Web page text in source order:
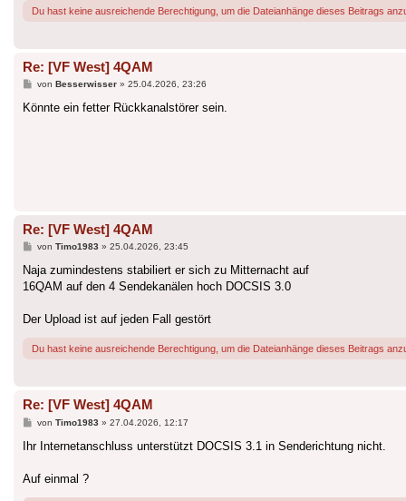
Du hast keine ausreichende Berechtigung, um die Dateianhänge dieses Beitrags
Re: [VF West] 4QAM
Beitrag
von Besserwisser» 25.04.2026, 23:26
Könnte ein fetter Rückkanalstörer sein.
Re: [VF West] 4QAM
Beitrag
von Timo1983 » 25.04.2026, 23:45
Naja zumindestens stabiliert er sich zu Mitternacht auf
16QAM auf den 4 Sendekanälen hoch DOCSIS 3.0
Der Upload ist auf jeden Fall gestört
Du hast keine ausreichende Berechtigung, um die Dateianhänge dieses Beitrags
Re: [VF West] 4QAM
Beitrag
von Timo1983» 27.04.2026, 12:17
Ihr Internetanschluss unterstützt DOCSIS 3.1 in Senderichtung nicht.
Auf einmal ?